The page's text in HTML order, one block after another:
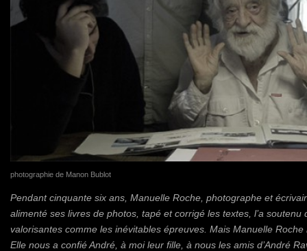
photographie de Manon Bublot
Pendant cinquante six ans, Manuelle Roche, photographe et
alimenté ses livres de photos, tapé et corrigé les textes, l’a
valorisantes comme les inévitables épreuves. Mais Manuelle
Elle nous a confié André, à moi leur fille, à nous les amis d’André